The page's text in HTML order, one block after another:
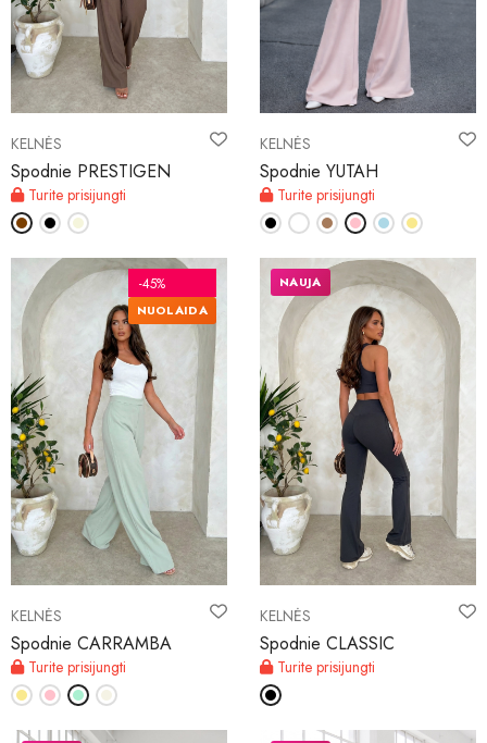
KELNĖS
Spodnie PRESTIGEN
Turite prisijungti
KELNĖS
Spodnie YUTAH
Turite prisijungti
KELNĖS
Spodnie CARRAMBA
Turite prisijungti
-45%
NUOLAIDA
KELNĖS
Spodnie CLASSIC
Turite prisijungti
NAUJA